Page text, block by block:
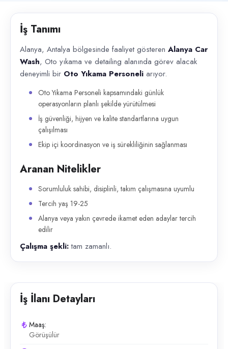
Alanya, Antalya bölgesinde faaliyet gösteren Alanya Car Wash , Oto
İş Tanımı
Alanya, Antalya bölgesinde faaliyet gösteren Alanya Car
Wash, Oto yıkama ve detailing alanında görev alacak
deneyimli bir Oto Yıkama Personeli arıyor.
Oto Yıkama Personeli kapsamındaki günlük
operasyonların planlı şekilde yürütülmesi
İş güvenliği, hijyen ve kalite standartlarına uygun
çalışılması
Ekip içi koordinasyon ve iş sürekliliğinin sağlanması
Aranan Nitelikler
Sorumluluk sahibi, disiplinli, takım çalışmasına uyumlu
Tercih yaş 19-25
Alanya veya yakın çevrede ikamet eden adaylar tercih
edilir
Çalışma şekli:tam zamanlı.
İş İlanı Detayları
Maaş:
Görüşülür